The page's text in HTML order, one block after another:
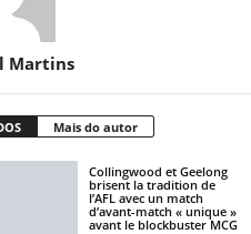
Martins
Mais do autor
Collingwood et Geelong
brisent la tradition de
l’AFL avec un match
d’avant-match « unique »
avant le blockbuster MCG